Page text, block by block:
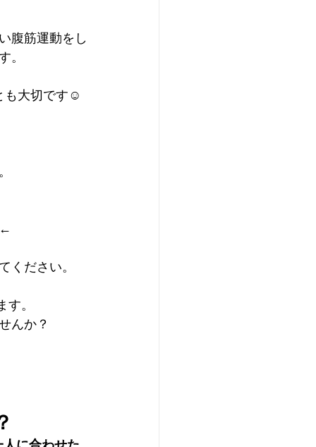
腹筋運動をし
。
も大切です☺️
ください。
。
んか？